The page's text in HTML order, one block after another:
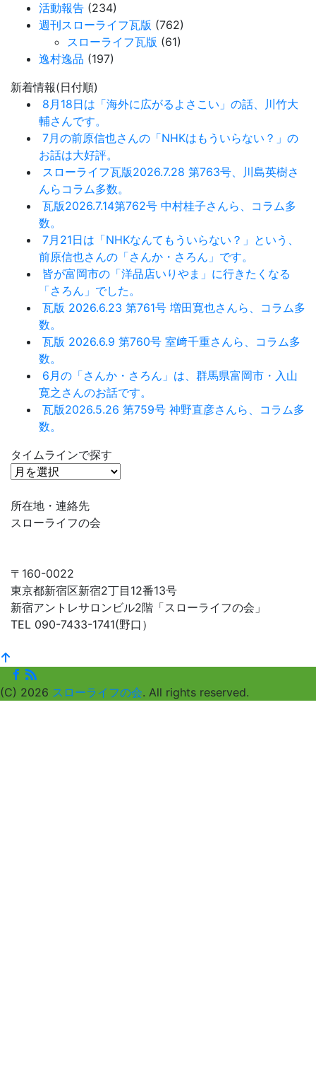
活動報告 (234)
週刊スローライフ瓦版 (762)
スローライフ瓦版 (61)
逸村逸品 (197)
新着情報(日付順)
8月18日は「海外に広がるよさこい」の話、川竹大
輔さんです。
7月の前原信也さんの「NHKはもういらない？」の
お話は大好評。
スローライフ瓦版2026.7.28 第763号、川島英樹さ
んらコラム多数。
瓦版2026.7.14第762号 中村桂子さんら、コラム多
数。
7月21日は「NHKなんてもういらない？」という、
前原信也さんの「さんか・さろん」です。
皆が富岡市の「洋品店いりやま」に行きたくなる
「さろん」でした。
瓦版 2026.6.23 第761号 増田寛也さんら、コラム多
数。
瓦版 2026.6.9 第760号 室﨑千重さんら、コラム多
数。
6月の「さんか・さろん」は、群馬県富岡市・入山
寛之さんのお話です。
瓦版2026.5.26 第759号 神野直彦さんら、コラム多
数。
タイムラインで探す
タ
ム
ラ
で
探
す
所在地・連絡先
スローライフの会
〒160-0022
東京都新宿区新宿2丁目12番13号
新宿アントレサロンビル2階「スローライフの会」
TEL 090-7433-1741(野口）
(C) 2026 スローライフの会. All rights reserved.